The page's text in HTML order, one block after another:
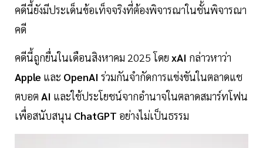
คดีนี้ยังมีประเด็นข้อเท็จจริงที่ต้องพิจารณาในชั้นพิจารณา
คดี
คดีนี้ถูกยื่นในเดือนสิงหาคม 2025 โดย xAI กล่าวหาว่า
Apple และ OpenAI ร่วมกันจำกัดการแข่งขันในตลาดแช
ตบอต AI และใช้ประโยชน์จากอำนาจในตลาดสมาร์ทโฟน
เพื่อสนับสนุน ChatGPT อย่างไม่เป็นธรรม